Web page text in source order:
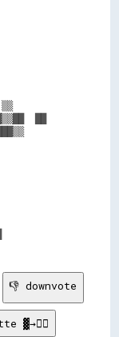
▒▒
▒▒
██
▒▒
👎 downvote
▓→✊🏽